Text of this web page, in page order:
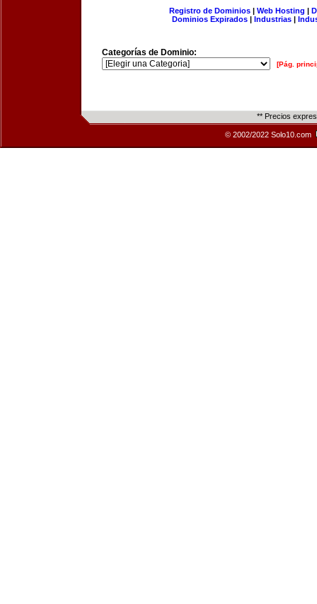
Registro de Dominios| Web Hosting |
Dominios Expirados | Industrias |
Categorías de Dominio:
[Pág.
** Precios
© 2002/2022 Solo10.com